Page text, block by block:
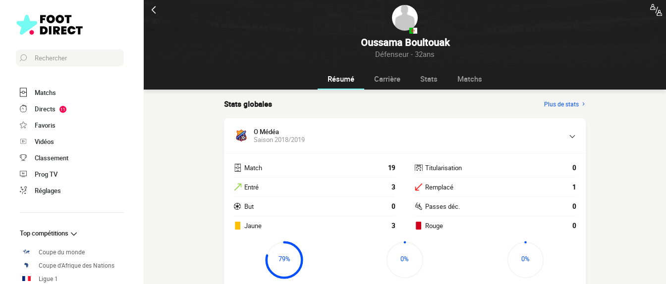
Oussama Boultouak
Défenseur - 32ans
Rechercher
Matchs
Directs
11
Favoris
Vidéos
Classement
Prog TV
Réglages
Top compétitions
Coupe du monde
Coupe d'Afrique des Nations
Ligue 1
Résumé Carrière Stats Matchs
Stats globales Plus de stats
O Médéa
Saison 2018/2019
Match 19
Entré 3
But 0
Jaune 3
Titularisation 0
Remplacé 1
Passes déc. 0
Rouge 0
79% 0% 0%